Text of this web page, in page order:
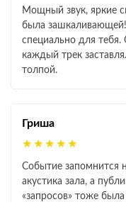
Мощный звук, яркие
была зашкаливающей!
специально для
каждый трек
толпой.
Гриша
★★★★★
Событие запомнится
акустика зала, а
«запросов» тоже